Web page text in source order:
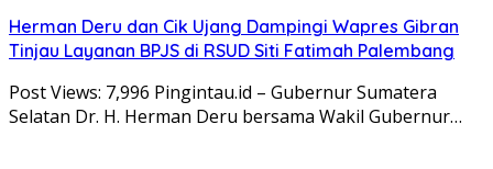
Herman Deru dan Cik Ujang Dampingi Wapres Gibran
Tinjau Layanan BPJS di RSUD Siti Fatimah Palembang
Post Views: 7,996 Pingintau.id – Gubernur Sumatera
Selatan Dr. H. Herman Deru bersama Wakil Gubernur…